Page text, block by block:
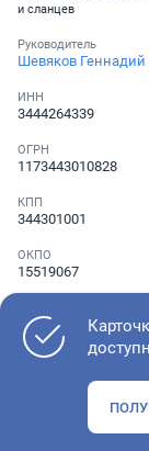
и сланцев
Руководитель
Шевяков Геннадий
ИНН
3444264339
ОГРН
1173443010828
КПП
344301001
ОКПО
15519067
░ ░░░ ░░░░░░░
Как оценить